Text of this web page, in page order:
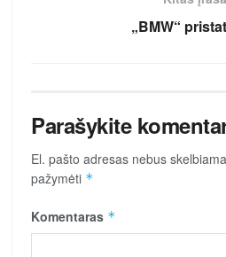
„BMW“
Parašykite
El. pašto adresas nebus
pažymėti *
Komentaras *